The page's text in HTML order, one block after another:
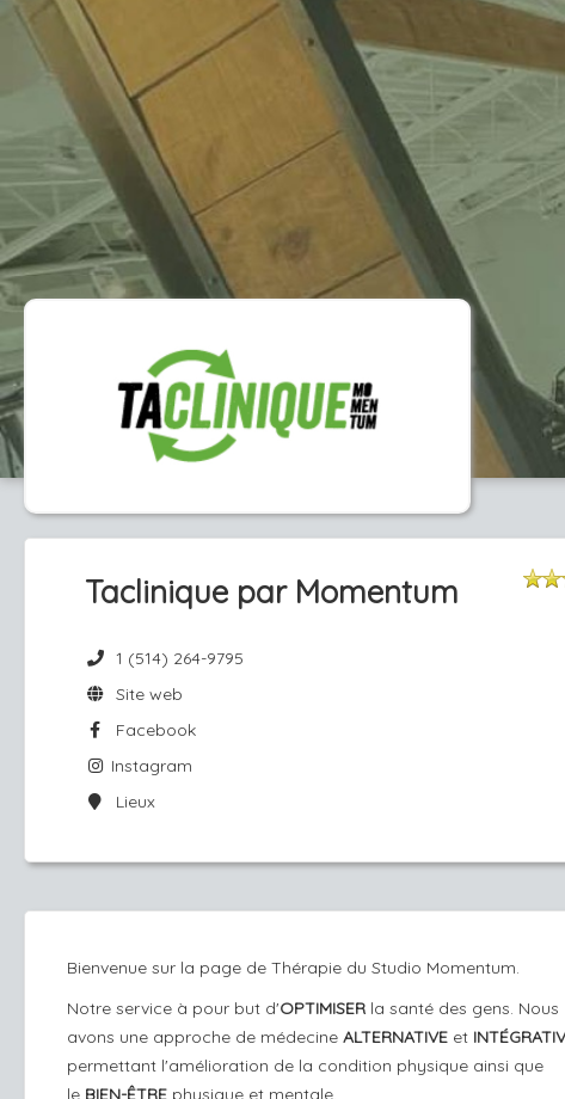
Taclinique par Momentum
1 (514) 264-9795
Site web
Facebook
Instagram
Lieux
Bienvenue sur la page de Thérapie du Studio Momentum.
Notre service à pour but d'OPTIMISER la santé des gens. Nous
avons une approche de médecine ALTERNATIVE et
permettant l'amélioration de la condition physique ainsi que
le BIEN-ÊTRE physique et mentale.